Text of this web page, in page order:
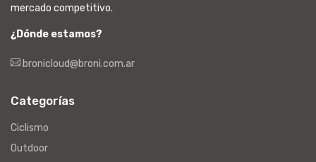
mercado competitivo.
¿Dónde estamos?
bronicloud@broni.com.ar
Categorías
Ciclismo
Outdoor